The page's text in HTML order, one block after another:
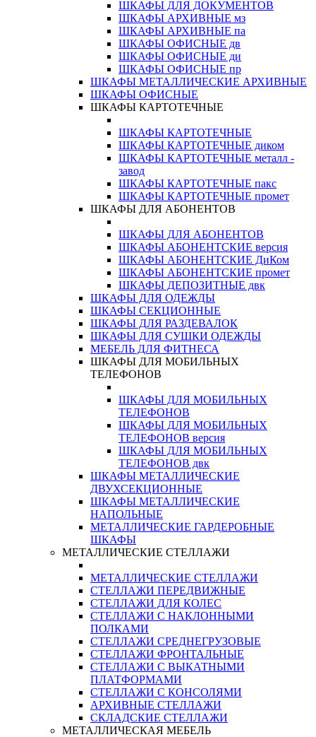
ШКАФЫ ДЛЯ ДОКУМЕНТОВ
ШКАФЫ АРХИВНЫЕ мз
ШКАФЫ АРХИВНЫЕ па
ШКАФЫ ОФИСНЫЕ дв
ШКАФЫ ОФИСНЫЕ ди
ШКАФЫ ОФИСНЫЕ пр
ШКАФЫ МЕТАЛЛИЧЕСКИЕ АРХИВНЫЕ
ШКАФЫ ОФИСНЫЕ
ШКАФЫ КАРТОТЕЧНЫЕ
ШКАФЫ КАРТОТЕЧНЫЕ
ШКАФЫ КАРТОТЕЧНЫЕ диком
ШКАФЫ КАРТОТЕЧНЫЕ металл -
завод
ШКАФЫ КАРТОТЕЧНЫЕ пакс
ШКАФЫ КАРТОТЕЧНЫЕ промет
ШКАФЫ ДЛЯ АБОНЕНТОВ
ШКАФЫ ДЛЯ АБОНЕНТОВ
ШКАФЫ АБОНЕНТСКИЕ версия
ШКАФЫ АБОНЕНТСКИЕ ДиКом
ШКАФЫ АБОНЕНТСКИЕ промет
ШКАФЫ ДЕПОЗИТНЫЕ двк
ШКАФЫ ДЛЯ ОДЕЖДЫ
ШКАФЫ СЕКЦИОННЫЕ
ШКАФЫ ДЛЯ РАЗДЕВАЛОК
ШКАФЫ ДЛЯ СУШКИ ОДЕЖДЫ
МЕБЕЛЬ ДЛЯ ФИТНЕСА
ШКАФЫ ДЛЯ МОБИЛЬНЫХ
ТЕЛЕФОНОВ
ШКАФЫ ДЛЯ МОБИЛЬНЫХ
ТЕЛЕФОНОВ
ШКАФЫ ДЛЯ МОБИЛЬНЫХ
ТЕЛЕФОНОВ версия
ШКАФЫ ДЛЯ МОБИЛЬНЫХ
ТЕЛЕФОНОВ двк
ШКАФЫ МЕТАЛЛИЧЕСКИЕ
ДВУХСЕКЦИОННЫЕ
ШКАФЫ МЕТАЛЛИЧЕСКИЕ
НАПОЛЬНЫЕ
МЕТАЛЛИЧЕСКИЕ ГАРДЕРОБНЫЕ
ШКАФЫ
МЕТАЛЛИЧЕСКИЕ СТЕЛЛАЖИ
МЕТАЛЛИЧЕСКИЕ СТЕЛЛАЖИ
СТЕЛЛАЖИ ПЕРЕДВИЖНЫЕ
СТЕЛЛАЖИ ДЛЯ КОЛЕС
СТЕЛЛАЖИ С НАКЛОННЫМИ
ПОЛКАМИ
СТЕЛЛАЖИ СРЕДНЕГРУЗОВЫЕ
СТЕЛЛАЖИ ФРОНТАЛЬНЫЕ
СТЕЛЛАЖИ С ВЫКАТНЫМИ
ПЛАТФОРМАМИ
СТЕЛЛАЖИ С КОНСОЛЯМИ
АРХИВНЫЕ СТЕЛЛАЖИ
СКЛАДСКИЕ СТЕЛЛАЖИ
МЕТАЛЛИЧЕСКАЯ МЕБЕЛЬ